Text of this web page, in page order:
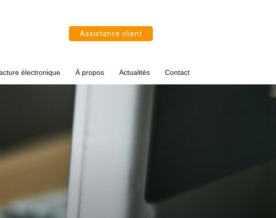
Assistance client
électronique À propos Actualités Contact